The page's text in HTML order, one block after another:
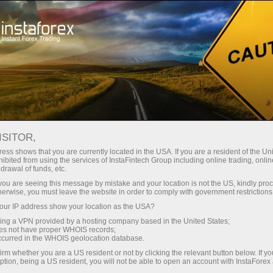
Avec InstaForex, vous accédez à
compétitives : effet de levier
jusqu’à 1:5000, parmi les meilleurs
spreads et commissions du
marché, ainsi que des conditions
avantageuses pour le trading
d’actions et d’indices.
Spreads
Bonus de 30 %
sur chaque dépôt
Vitesse
dans le trading et sur l’autoroute
shows that you are currently located in the USA. If you are a resident of the
from using the services of InstaFintech Group including online trading,
of funds, etc.
are seeing this message by mistake and your location is not the US, kindly
you must leave the website in order to comply with government
IP address show your location as the USA?
a VPN provided by a hosting company based in the United States;
not have proper WHOIS records;
in the WHOIS geolocation database.
whether you are a US resident or not by clicking the relevant button below. If
being a US resident, you will not be able to open an account with InstaForex